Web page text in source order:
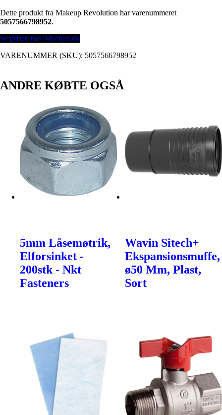
Dette produkt fra Makeup Revolution har varenummeret
5057566798952.
Se prisen hos Nicehair.dk
VARENUMMER (SKU): 5057566798952
ANDRE KØBTE OGSÅ
5mm Låsemøtrik,
Elforsinket -
200stk - Nkt
Fasteners
Wavin Sitech+
Ekspansionsmuffe,
ø50 Mm, Plast,
Sort